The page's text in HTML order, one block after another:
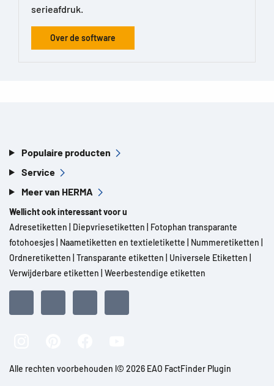
serieafdruk.
Over de software
Populaire producten
Service
Meer van HERMA
Wellicht ook interessant voor u
Adresetiketten
Diepvriesetiketten
Fotophan transparante
fotohoesjes Naametiketten en textieletikette Nummeretiketten
Ordneretiketten Transparante etiketten Universele Etiketten
Verwijderbare etiketten Weerbestendige etiketten
Alle rechten voorbehouden l© 2026 EAO FactFinder Plugin